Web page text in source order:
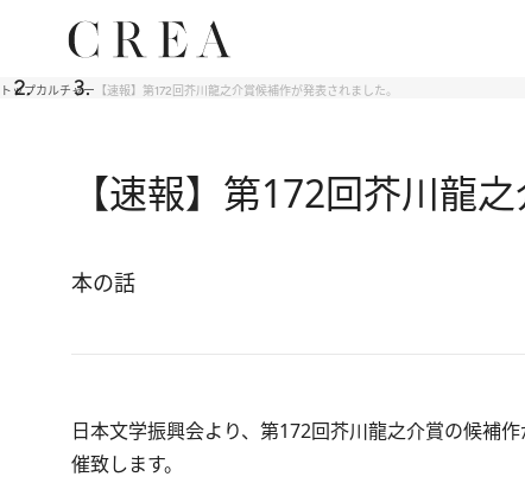
トップカルチャー 【速報】第172回芥川龍之介賞候補作が発表されました。
【速報】第172回芥川龍
本の話
日本文学振興会より、第172回芥川龍之介賞の候補
催致します。